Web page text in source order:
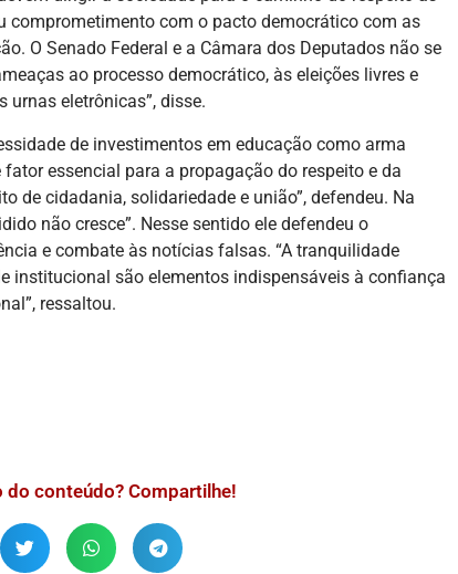
comprometimento com o pacto democrático com as
O Senado Federal e a Câmara dos Deputados não se
ao processo democrático, às eleições livres e
urnas eletrônicas”, disse.
de investimentos em educação como arma
essencial para a propagação do respeito e da
de cidadania, solidariedade e união”, defendeu. Na
não cresce”. Nesse sentido ele defendeu o
e combate às notícias falsas. “A tranquilidade
institucional são elementos indispensáveis à confiança
ressaltou.
do conteúdo? Compartilhe!